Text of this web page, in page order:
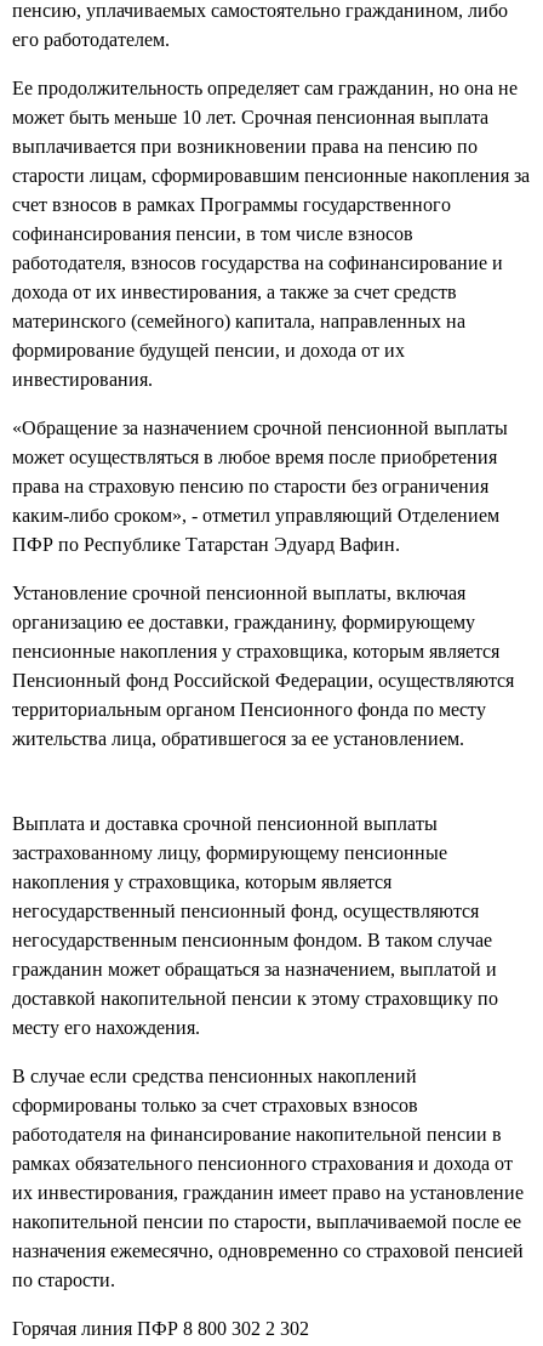
пенсию, уплачиваемых самостоятельно гражданином, либо
его работодателем.
Ее продолжительность определяет сам гражданин, но она не
может быть меньше 10 лет. Срочная пенсионная выплата
выплачивается при возникновении права на пенсию по
старости лицам, сформировавшим пенсионные накопления за
счет взносов в рамках Программы государственного
софинансирования пенсии, в том числе взносов
работодателя, взносов государства на софинансирование и
дохода от их инвестирования, а также за счет средств
материнского (семейного) капитала, направленных на
формирование будущей пенсии, и дохода от их
инвестирования.
«Обращение за назначением срочной пенсионной выплаты
может осуществляться в любое время после приобретения
права на страховую пенсию по старости без ограничения
каким-либо сроком», - отметил управляющий Отделением
ПФР по Республике Татарстан Эдуард Вафин.
Установление срочной пенсионной выплаты, включая
организацию ее доставки, гражданину, формирующему
пенсионные накопления у страховщика, которым является
Пенсионный фонд Российской Федерации, осуществляются
территориальным органом Пенсионного фонда по месту
жительства лица, обратившегося за ее установлением.
Выплата и доставка срочной пенсионной выплаты
застрахованному лицу, формирующему пенсионные
накопления у страховщика, которым является
негосударственный пенсионный фонд, осуществляются
негосударственным пенсионным фондом. В таком случае
гражданин может обращаться за назначением, выплатой и
доставкой накопительной пенсии к этому страховщику по
месту его нахождения.
В случае если средства пенсионных накоплений
сформированы только за счет страховых взносов
работодателя на финансирование накопительной пенсии в
рамках обязательного пенсионного страхования и дохода от
их инвестирования, гражданин имеет право на установление
накопительной пенсии по старости, выплачиваемой после ее
назначения ежемесячно, одновременно со страховой пенсией
по старости.
Горячая линия ПФР 8 800 302 2 302